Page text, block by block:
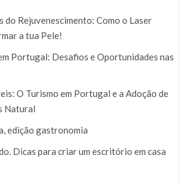
do Rejuvenescimento: Como o Laser
a tua Pele!
Portugal: Desafios e Oportunidades nas
O Turismo em Portugal e a Adoção de
Natural
edição gastronomia
Dicas para criar um escritório em casa